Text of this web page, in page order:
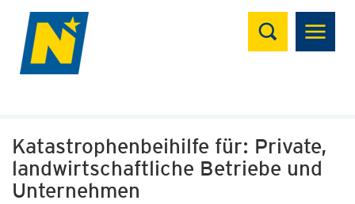
Suchen
Katastrophenbeihilfe für: Private,
landwirtschaftliche Betriebe und
Unternehmen